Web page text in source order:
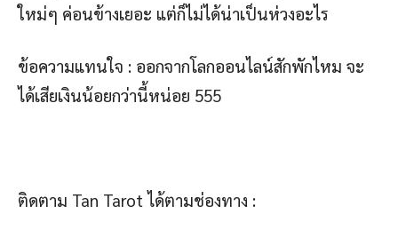
ใหม่ๆ ค่อนข้างเยอะ แต่ก็ไม่ได้น่าเป็นห่วงอะไร
ข้อความแทนใจ : ออกจากโลกออนไลน์สักพักไหม จะ
ได้เสียเงินน้อยกว่านี้หน่อย 555
ติดตาม Tan Tarot ได้ตามช่องทาง :